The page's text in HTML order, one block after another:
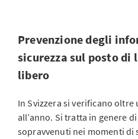
Prevenzione degli
sicurezza sul posto di
libero
In Svizzera si verificano
all’anno. Si tratta in genere
sopravvenuti nei momenti di